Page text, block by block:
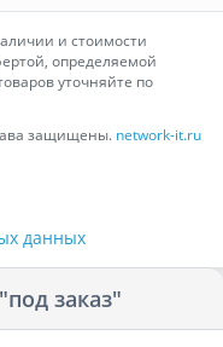
и стоимости
определяемой
уточняйте по
защищены. network-it.ru
данных
заказ"